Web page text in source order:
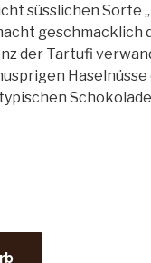
süsslichen Sorte
geschmacklich
der Tartufi